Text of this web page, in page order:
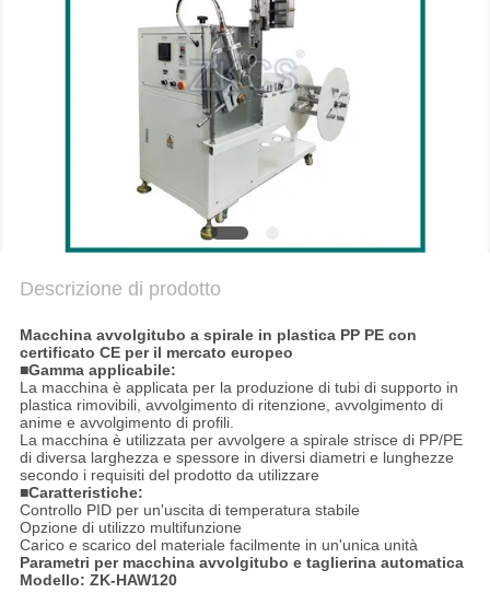
POLITICA
Descrizione di prodotto
Macchina avvolgitubo a spirale in plastica PP PE con
certificato CE per il mercato europeo
■Gamma applicabile:
La macchina è applicata per la produzione di tubi di supporto in
plastica rimovibili, avvolgimento di ritenzione, avvolgimento di
anime e avvolgimento di profili.
La macchina è utilizzata per avvolgere a spirale strisce di PP/PE
di diversa larghezza e spessore in diversi diametri e lunghezze
secondo i requisiti del prodotto da utilizzare
■Caratteristiche:
Controllo PID per un'uscita di temperatura stabile
Opzione di utilizzo multifunzione
Carico e scarico del materiale facilmente in un'unica unità
Parametri per macchina avvolgitubo e taglierina automatica
Modello: ZK-HAW120